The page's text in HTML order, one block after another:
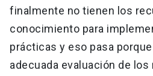
finalmente no tienen los
conocimiento para
prácticas y eso pasa
adecuada evaluación de